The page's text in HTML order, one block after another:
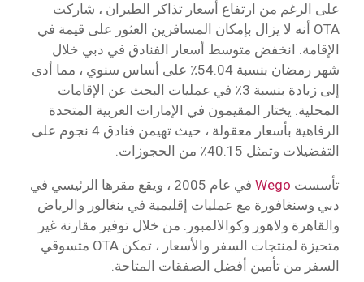
على الرغم من ارتفاع أسعار تذاكر الطيران ، شاركت
OTA أنه لا يزال بإمكان المسافرين العثور على قيمة في
الإقامة. انخفض متوسط أسعار الفنادق في دبي خلال
شهر رمضان بنسبة 54.04٪ على أساس سنوي ، مما أدى
إلى زيادة بنسبة 3٪ في عمليات البحث عن الإقامات
المحلية. يختار المقيمون في الإمارات العربية المتحدة
الرفاهية بأسعار معقولة ، حيث تهيمن فنادق 4 نجوم على
التفضيلات وتمثل 40.15٪ من الحجوزات.
تأسست Wego
في عام 2005 ، ويقع مقرها الرئيسي في
دبي وسنغافورة مع عمليات إقليمية في بنغالور والرياض
والقاهرة ولاهور وكوالالمبور. من خلال توفير مقارنة غير
متحيزة لمنتجات السفر والأسعار ، تمكن OTA متسوقي
السفر من تأمين أفضل الصفقات المتاحة.